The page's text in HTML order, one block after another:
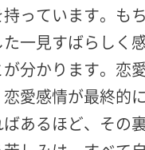
っています。も
一見すばらしく
分かります。恋
愛感情が最終的
あるほど、その